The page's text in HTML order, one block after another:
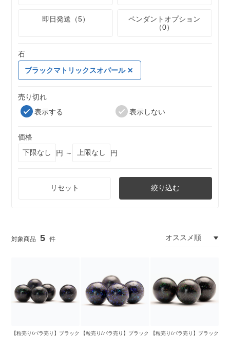
即日発送（5）
ペンダントオプション
（0）
石
ブラックマトリックスオパール
売り切れ
表示する
表示しない
価格
円 ～
円
リセット 絞り込む
5
【粒売り/バラ売り】ブラック
【粒売り/バラ売り】ブラック
【粒売り/バラ売り】ブラック